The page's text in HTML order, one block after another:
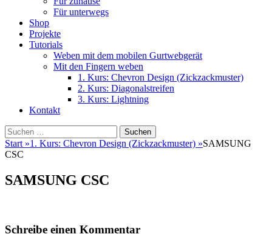
Für unterwegs
Shop
Projekte
Tutorials
Weben mit dem mobilen Gurtwebgerät
Mit den Fingern weben
1. Kurs: Chevron Design (Zickzackmuster)
2. Kurs: Diagonalstreifen
3. Kurs: Lightning
Kontakt
Suchen
Suchen
nach:
Start »1. Kurs: Chevron Design (Zickzackmuster) »SAMSUNG
CSC
SAMSUNG CSC
Schreibe einen Kommentar